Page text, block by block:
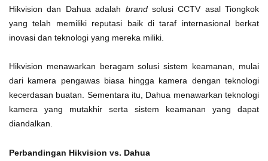
Hikvision dan Dahua adalah brandsolusi CCTV asal Tiongkok
yang telah memiliki reputasi baik di taraf internasional berkat
inovasi dan teknologi yang mereka miliki.
Hikvision menawarkan beragam solusi sistem keamanan, mulai
dari kamera pengawas biasa hingga kamera dengan teknologi
kecerdasan buatan. Sementara itu, Dahua menawarkan teknologi
kamera yang mutakhir serta sistem keamanan yang dapat
diandalkan.
Perbandingan Hikvision vs. Dahua